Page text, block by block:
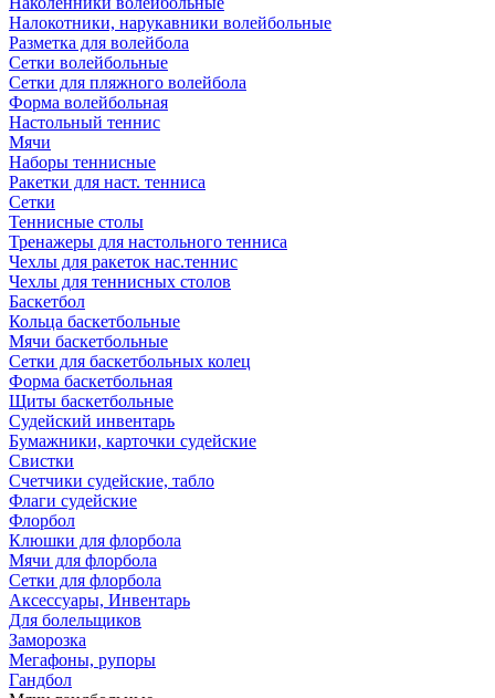
Налокотники, нарукавники волейбольные
Разметка для волейбола
Сетки волейбольные
Сетки для пляжного волейбола
Форма волейбольная
Настольный теннис
Мячи
Наборы теннисные
Ракетки для наст. тенниса
Сетки
Теннисные столы
Тренажеры для настольного тенниса
Чехлы для ракеток нас.теннис
Чехлы для теннисных столов
Баскетбол
Кольца баскетбольные
Мячи баскетбольные
Сетки для баскетбольных колец
Форма баскетбольная
Щиты баскетбольные
Судейский инвентарь
Бумажники, карточки судейские
Свистки
Счетчики судейские, табло
Флаги судейские
Флорбол
Клюшки для флорбола
Мячи для флорбола
Сетки для флорбола
Аксессуары, Инвентарь
Для болельщиков
Заморозка
Мегафоны, рупоры
Гандбол